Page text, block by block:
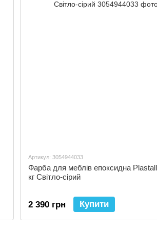
Артикул: 3054944033
Фарба для меблів епоксидна
кг Світло-сірий
2 390 грн Купити